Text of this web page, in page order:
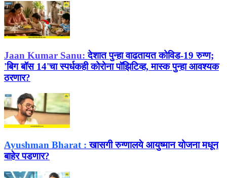
Jaan Kumar Sanu: देशात पुन्हा वाढतायत कोविड-19 रुग्ण;
'बिग बॉस 14'चा स्पर्धकही कोरोना पॉझिटिव्ह, मास्क पुन्हा आवश्यक
ठरणार?
Ayushman Bharat : खासगी रुग्णालये आयुष्मान योजना मधून
बाहेर पडणार?